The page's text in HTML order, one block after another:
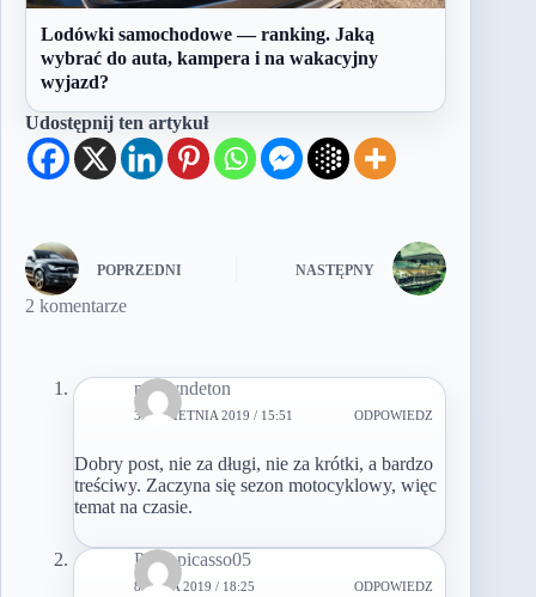
Lodówki samochodowe — ranking. Jaką
wybrać do auta, kampera i na wakacyjny
wyjazd?
Udostępnij ten artykuł
POPRZEDNI NASTĘPNY
2 komentarze
polisyndeton
30 KWIETNIA 2019 / 15:51 ODPOWIEDZ
Dobry post, nie za długi, nie za krótki, a bardzo
treściwy. Zaczyna się sezon motocyklowy, więc
temat na czasie.
Pablopicasso05
8 MAJA 2019 / 18:25 ODPOWIEDZ